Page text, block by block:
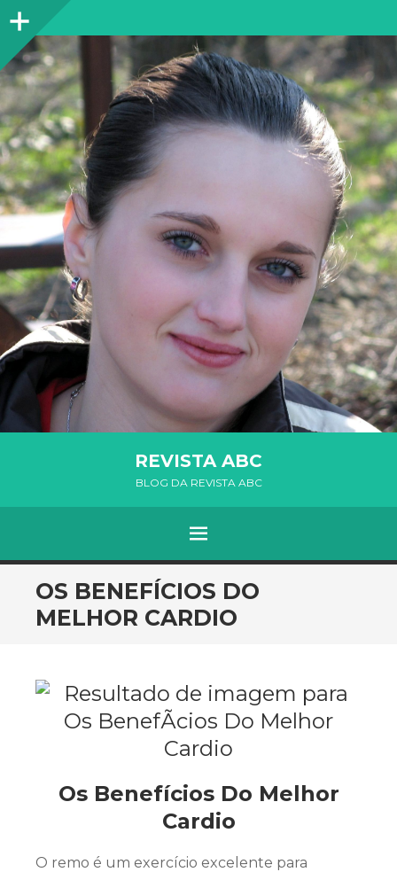
Sidebar
REVISTA ABC
BLOG DA REVISTA ABC
SKIP TO CONTENT
OS BENEFÍCIOS DO
MELHOR CARDIO
Os Benefícios Do Melhor
Cardio
O remo é um exercício excelente para